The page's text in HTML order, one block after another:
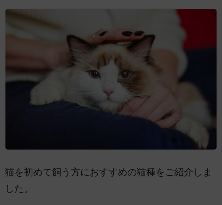
猫を初めて飼う方におすすめの猫種をご紹介しま
した。